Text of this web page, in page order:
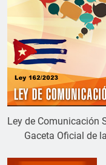
Ley de Comunicación
Gaceta Oficial de